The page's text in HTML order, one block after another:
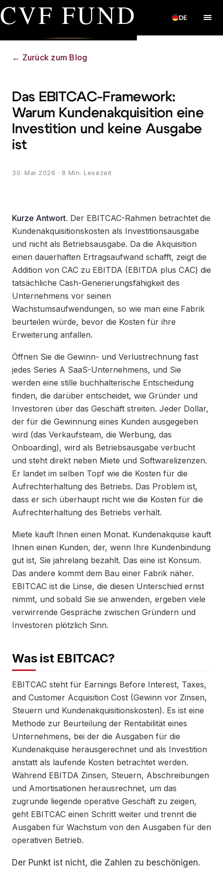
CVF FUND DE
← Zurück zum Blog
Das EBITCAC-Framework:
Warum Kundenakquisition eine
Investition und keine Ausgabe
ist
30. Mai 2026 · 8 Min. Lesezeit
Kurze Antwort. Der EBITCAC-Rahmen betrachtet die
Kundenakquisitionskosten als Investitionsausgabe
und nicht als Betriebsausgabe. Da die Akquisition
einen dauerhaften Ertragsaufwand schafft, zeigt die
Addition von CAC zu EBITDA (EBITDA plus CAC) die
tatsächliche Cash-Generierungsfähigkeit des
Unternehmens vor seinen
Wachstumsaufwendungen, so wie man eine Fabrik
beurteilen würde, bevor die Kosten für ihre
Erweiterung anfallen.
Öffnen Sie die Gewinn- und Verlustrechnung fast
jedes Series A SaaS-Unternehmens, und Sie
werden eine stille buchhalterische Entscheidung
finden, die darüber entscheidet, wie Gründer und
Investoren über das Geschäft streiten. Jeder Dollar,
der für die Gewinnung eines Kunden ausgegeben
wird (das Verkaufsteam, die Werbung, das
Onboarding), wird als Betriebsausgabe verbucht
und steht direkt neben Miete und Softwarelizenzen.
Er landet im selben Topf wie die Kosten für die
Aufrechterhaltung des Betriebs. Das Problem ist,
dass er sich überhaupt nicht wie die Kosten für die
Aufrechterhaltung des Betriebs verhält.
Miete kauft Ihnen einen Monat. Kundenakquise kauft
Ihnen einen Kunden, der, wenn Ihre Kundenbindung
gut ist, Sie jahrelang bezahlt. Das eine ist Konsum.
Das andere kommt dem Bau einer Fabrik näher.
EBITCAC ist die Linse, die diesen Unterschied ernst
nimmt, und sobald Sie sie anwenden, ergeben viele
verwirrende Gespräche zwischen Gründern und
Investoren plötzlich Sinn.
Was ist EBITCAC?
EBITCAC steht für Earnings Before Interest, Taxes,
and Customer Acquisition Cost (Gewinn vor Zinsen,
Steuern und Kundenakquisitionskosten). Es ist eine
Methode zur Beurteilung der Rentabilität eines
Unternehmens, bei der die Ausgaben für die
Kundenakquise herausgerechnet und als Investition
anstatt als laufende Kosten betrachtet werden.
Während EBITDA Zinsen, Steuern, Abschreibungen
und Amortisationen herausrechnet, um das
zugrunde liegende operative Geschäft zu zeigen,
geht EBITCAC einen Schritt weiter und trennt die
Ausgaben für Wachstum von den Ausgaben für den
operativen Betrieb.
Der Punkt ist nicht, die Zahlen zu beschönigen.